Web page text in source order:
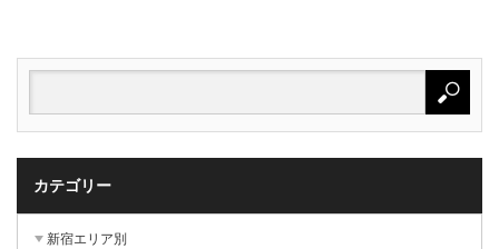
カテゴリー
新宿エリア別